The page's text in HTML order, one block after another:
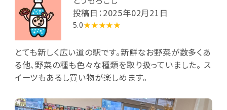
投稿日：2025年02月21日
5.0★★★★★
とても新しく広い道の駅です。新鮮なお野菜が数多くあ
る他、野菜の種も色々な種類を取り扱っていました。 ス
イーツもあるし買い物が楽しめます。